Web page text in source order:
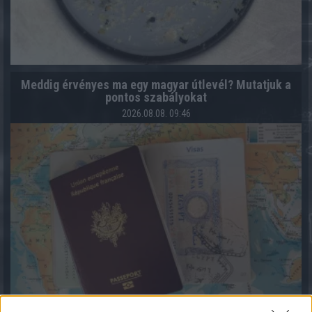
Meddig érvényes ma egy magyar útlevél? Mutatjuk a
pontos szabályokat
2026.08.08. 09:46